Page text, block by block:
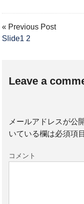
« Previous Post
Slide1 2
Leave a
メールアドレスが公
いている欄は必須項
コメント